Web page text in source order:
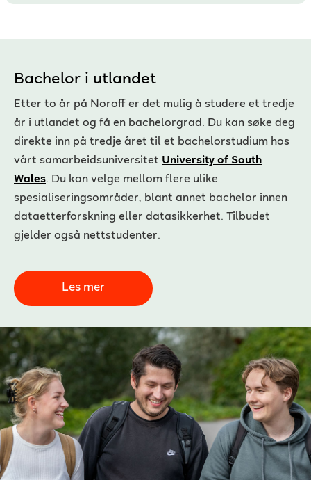
Bachelor i utlandet
Etter to år på Noroff er det mulig å studere et tredje
år i utlandet og få en bachelorgrad. Du kan søke deg
direkte inn på tredje året til et bachelorstudium hos
vårt samarbeidsuniversitet University of South
Wales. Du kan velge mellom flere ulike
spesialiseringsområder, blant annet bachelor innen
dataetterforskning eller datasikkerhet. Tilbudet
gjelder også nettstudenter.
Les mer